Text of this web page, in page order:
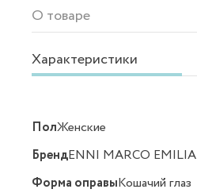
О товаре
Характеристики
ПолЖенские
БрендENNI MARCO EMILIA
Форма оправыКошачий глаз